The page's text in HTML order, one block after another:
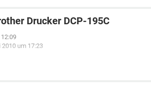
Drucker DCP-195C
2010 um 17:23